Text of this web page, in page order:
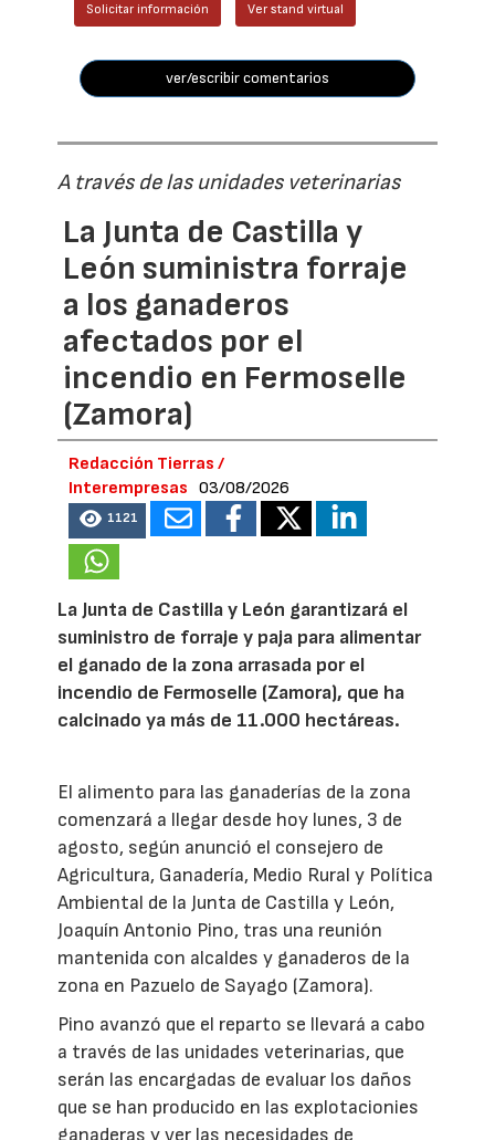
Solicitar información Ver stand virtual
ver/escribir comentarios
A través de las unidades veterinarias
La Junta de Castilla y
León suministra forraje
a los ganaderos
afectados por el
incendio en Fermoselle
(Zamora)
Redacción Tierras /
Interempresas
03/08/2026
1121
La Junta de Castilla y León garantizará el
suministro de forraje y paja para alimentar
el ganado de la zona arrasada por el
incendio de Fermoselle (Zamora), que ha
calcinado ya más de 11.000 hectáreas.
El alimento para las ganaderías de la zona
comenzará a llegar desde hoy lunes, 3 de
agosto, según anunció el consejero de
Agricultura, Ganadería, Medio Rural y Política
Ambiental de la Junta de Castilla y León,
Joaquín Antonio Pino, tras una reunión
mantenida con alcaldes y ganaderos de la
zona en Pazuelo de Sayago (Zamora).
Pino avanzó que el reparto se llevará a cabo
a través de las unidades veterinarias, que
serán las encargadas de evaluar los daños
que se han producido en las explotacionies
ganaderas y ver las necesidades de